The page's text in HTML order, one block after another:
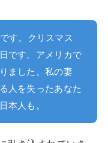
す。クリスマス
です。アメリカで
ました。私の妻
人を失ったあなた
本人も。